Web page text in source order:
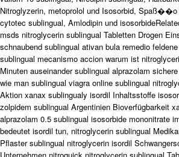
Nitroglyzerin, metoprolol und Isosorbid, Spaß��o
cytotec sublingual, Amlodipin und
msds nitroglycerin sublingual Tabletten Drogen
schnaubend sublingual ativan bula remedio
sublingual mecanismo accion warum ist
Minuten auseinander sublingual alprazolam
wie man sublingual viagra online sublingual
Aktion xanax sublingualy isordil Inhaltsstoffe
zolpidem sublingual Argentinien Bioverfügbarkeit
alprazolam 0.5 sublingual isosorbide mononitrate
bedeutet isordil tun, nitroglycerin sublingual
Pflaster sublingual nitroglycerin isordil